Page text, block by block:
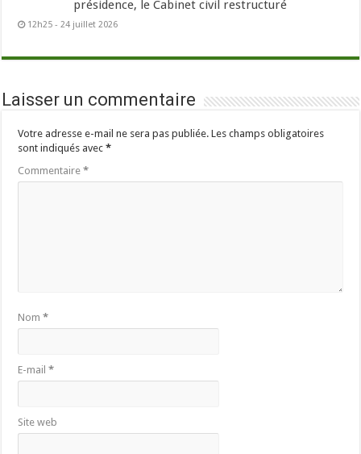
présidence, le Cabinet civil restructuré
12h25 - 24 juillet 2026
Laisser un commentaire
Votre adresse e-mail ne sera pas publiée. Les champs obligatoires
sont indiqués avec*
Commentaire*
Nom*
E-mail*
Site web